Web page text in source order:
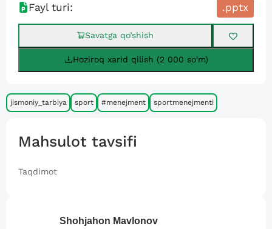
Fayl turi:
.pptx
Savatga qo’shish
Hoziroq xarid qilish (2 000 so'm)
jismoniy_tarbiya sport #menejment sportmenejmenti
Mahsulot tavsifi
Taqdimot
Shohjahon Mavlonov